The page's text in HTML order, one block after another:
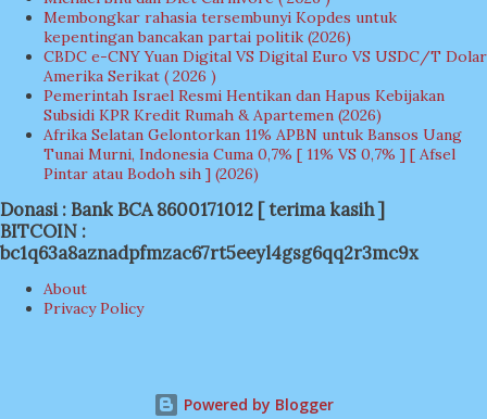
Membongkar rahasia tersembunyi Kopdes untuk
kepentingan bancakan partai politik (2026)
CBDC e-CNY Yuan Digital VS Digital Euro VS USDC/T Dolar
Amerika Serikat ( 2026 )
Pemerintah Israel Resmi Hentikan dan Hapus Kebijakan
Subsidi KPR Kredit Rumah & Apartemen (2026)
Afrika Selatan Gelontorkan 11% APBN untuk Bansos Uang
Tunai Murni, Indonesia Cuma 0,7% [ 11% VS 0,7% ] [ Afsel
Pintar atau Bodoh sih ] (2026)
Donasi : Bank BCA 8600171012 [ terima kasih ]
BITCOIN :
bc1q63a8aznadpfmzac67rt5eeyl4gsg6qq2r3mc9x
About
Privacy Policy
Powered by Blogger